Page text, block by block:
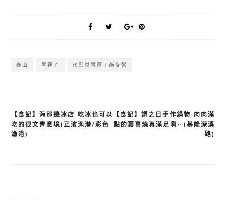
泰山 雪蓮子 珍穀益雪蓮子燕麥粥
文
章
【食記】海那邊冰店-吃冰也可以
吃的很文青意境(正濱漁港/彩色
漁港)
【食記】鍋之日手作鍋物-肉肉滿
點的壽喜燒真滿足啊~ (基隆深溪
路)